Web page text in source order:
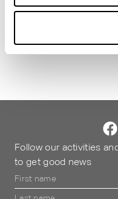
Follow our activities
to get good news